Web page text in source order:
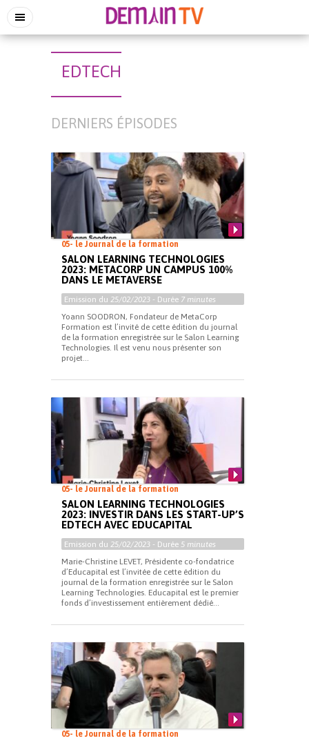
EDTECH
DERNIERS ÉPISODES
05- le Journal de la formation
SALON LEARNING TECHNOLOGIES
2023: METACORP UN CAMPUS 100%
DANS LE METAVERSE
Emission du 25/02/2023 - Durée 7 minutes
Yoann SOODRON, Fondateur de MetaCorp
Formation est l’invité de cette édition du journal
de la formation enregistrée sur le Salon Learning
Technologies. Il est venu nous présenter son
projet...
05- le Journal de la formation
SALON LEARNING TECHNOLOGIES
2023: INVESTIR DANS LES START-UP’S
EDTECH AVEC EDUCAPITAL
Emission du 25/02/2023 - Durée 5 minutes
Marie-Christine LEVET, Présidente co-fondatrice
d’Educapital est l’invitée de cette édition du
journal de la formation enregistrée sur le Salon
Learning Technologies. Educapital est le premier
fonds d’investissement entièrement dédié...
05- le Journal de la formation